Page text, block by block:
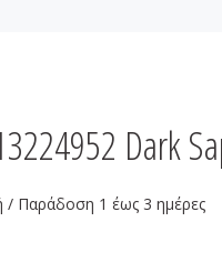
Dark
/ Παράδoση 1 έως 3 ημέρες